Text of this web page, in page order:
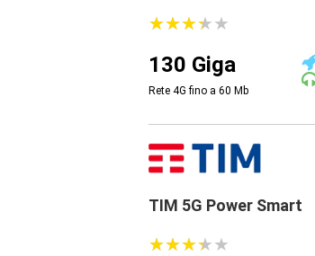
★★★★★
★★★★★
130 Giga
Rete 4G fino a 60 Mb
TIM 5G Power Smart
★★★★★
★★★★★